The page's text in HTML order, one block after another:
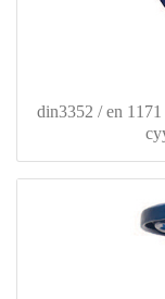
din3352 / en